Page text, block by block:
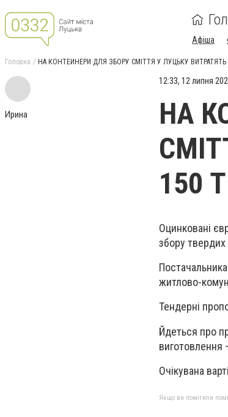
Афіша
Головна НА КОНТЕЙНЕРИ ДЛЯ ЗБОРУ СМІТТЯ У ЛУЦЬКУ
Ирина
12:33, 12 липня
НА
150
Оцинковані
збору твердих
житлово-
Тендерні
Йдеться про
виготовлення
Очікувана
Якщо ви помітили